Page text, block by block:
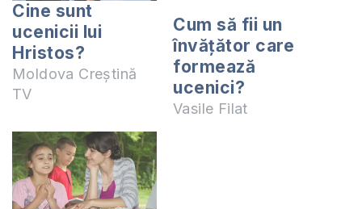
Cine sunt
ucenicii lui
Hristos?
Moldova Creștină
TV
Cum să fii un
învăţător care
formează
ucenici?
Vasile Filat